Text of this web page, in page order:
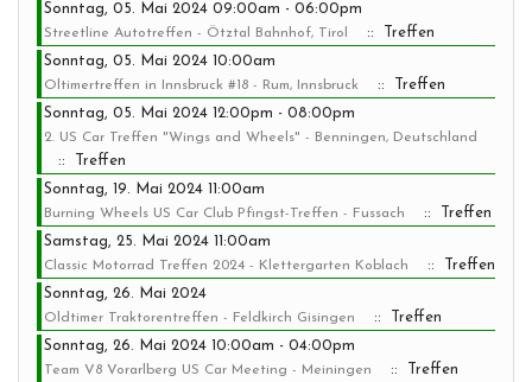
Sonntag, 05. Mai 2024 09:00am - 06:00pm
Streetline Autotreffen - Ötztal Bahnhof, Tirol
:: Treffen
Sonntag, 05. Mai 2024 10:00am
Oltimertreffen in Innsbruck #18 - Rum, Innsbruck
:: Treffen
Sonntag, 05. Mai 2024 12:00pm - 08:00pm
2. US Car Treffen "Wings and Wheels" - Benningen, Deutschland
:: Treffen
Sonntag, 19. Mai 2024 11:00am
Burning Wheels US Car Club Pfingst-Treffen - Fussach
:: Treffen
Samstag, 25. Mai 2024 11:00am
Classic Motorrad Treffen 2024 - Klettergarten Koblach
:: Treffen
Sonntag, 26. Mai 2024
Oldtimer Traktorentreffen - Feldkirch Gisingen
:: Treffen
Sonntag, 26. Mai 2024 10:00am - 04:00pm
Team V8 Vorarlberg US Car Meeting - Meiningen :: Treffen